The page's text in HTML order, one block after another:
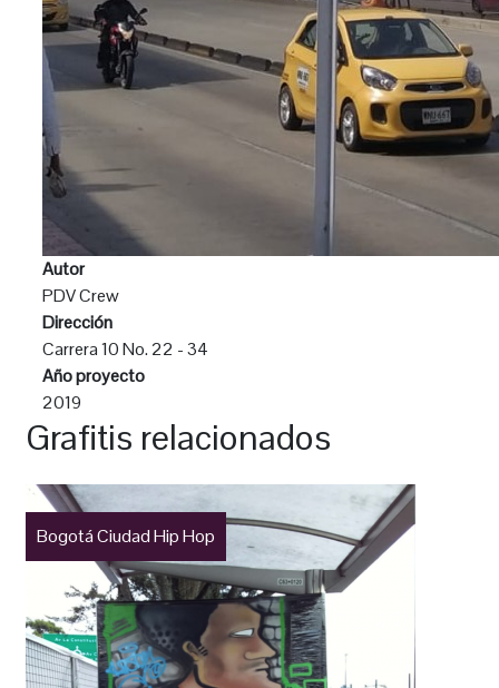
Autor
PDV Crew
Dirección
Carrera 10 No. 22 - 34
Año proyecto
2019
Grafitis relacionados
Bogotá Ciudad Hip Hop